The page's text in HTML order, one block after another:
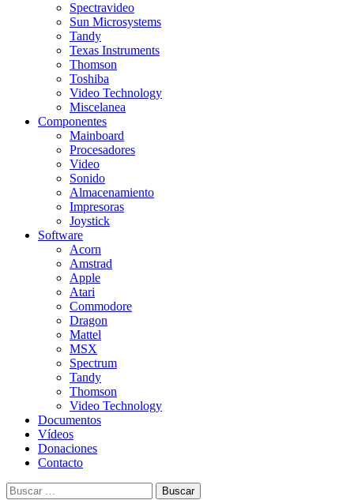
Spectravideo
Sun Microsystems
Tandy
Texas Instruments
Thomson
Toshiba
Video Technology
Miscelanea
Componentes
Mainboard
Procesadores
Video
Sonido
Almacenamiento
Impresoras
Joystick
Software
Acorn
Amstrad
Apple
Atari
Commodore
Dragon
Mattel
MSX
Spectrum
Tandy
Thomson
Video Technology
Documentos
Vídeos
Donaciones
Contacto
Buscar: